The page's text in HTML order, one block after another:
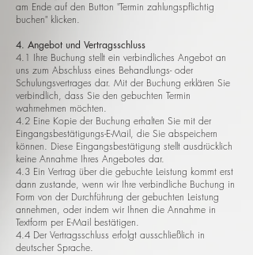
am Ende auf den Button "Termin zahlungspflichtig
buchen" klicken.
4. Angebot und Vertragsschluss
4.1 Ihre Buchung stellt ein verbindliches Angebot an
uns zum Abschluss eines Behandlungs- oder
Schulungsvertrages dar. Mit der Buchung erklären Sie
verbindlich, dass Sie den gebuchten Termin
wahrnehmen möchten.
4.2 Eine Kopie der Buchung erhalten Sie mit der
Eingangsbestätigungs-E-Mail, die Sie abspeichern
können. Diese Eingangsbestätigung stellt ausdrücklich
keine Annahme Ihres Angebotes dar.
4.3 Ein Vertrag über die gebuchte Leistung kommt erst
dann zustande, wenn wir Ihre verbindliche Buchung in
Form von der Durchführung der gebuchten Leistung
annehmen, oder indem wir Ihnen die Annahme in
Textform per E-Mail bestätigen.
4.4 Der Vertragsschluss erfolgt ausschließlich in
deutscher Sprache.